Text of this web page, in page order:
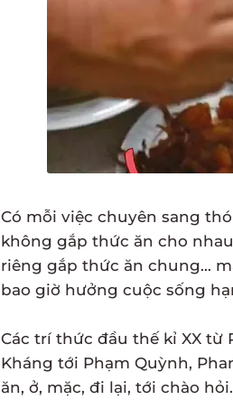
Có mỗi việc chuyên sang
không gắp thức ăn cho
riêng gắp thức ăn chung...
bao giờ hưởng cuộc sống
Các trí thức đầu thế kỉ XX từ
Kháng tới Phạm Quỳnh,
ăn, ở, mặc, đi lại, tới chào